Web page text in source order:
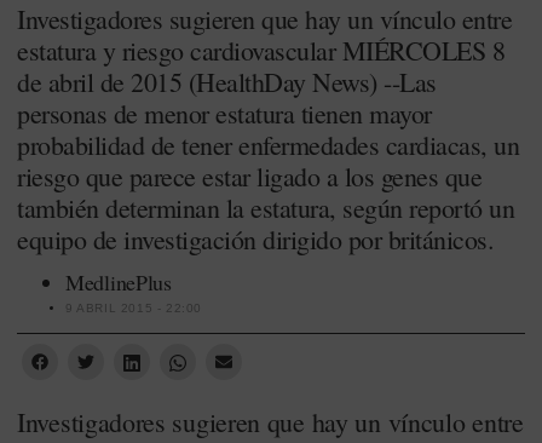
Investigadores sugieren que hay un vínculo entre
estatura y riesgo cardiovascular MIÉRCOLES 8
de abril de 2015 (HealthDay News) --Las
personas de menor estatura tienen mayor
probabilidad de tener enfermedades cardiacas, un
riesgo que parece estar ligado a los genes que
también determinan la estatura, según reportó un
equipo de investigación dirigido por británicos.
MedlinePlus
9 ABRIL 2015 - 22:00
Investigadores sugieren que hay un vínculo entre